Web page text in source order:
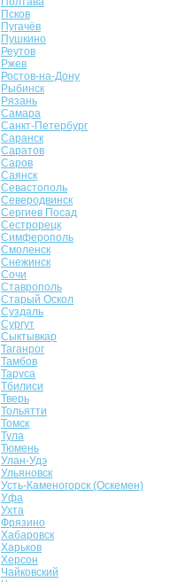
Псков
Пугачёв
Пушкино
Реутов
Ржев
Ростов-на-Дону
Рыбинск
Рязань
Самара
Санкт-Петербург
Саранск
Саратов
Саров
Саянск
Севастополь
Северодвинск
Сергиев Посад
Сестрорецк
Симферополь
Смоленск
Снежинск
Сочи
Ставрополь
Старый Оскол
Суздаль
Сургут
Сыктывкар
Таганрог
Тамбов
Таруса
Тбилиси
Тверь
Тольятти
Томск
Тула
Тюмень
Улан-Удэ
Ульяновск
Усть-Каменогорск (Оскемен)
Уфа
Ухта
Фрязино
Хабаровск
Харьков
Херсон
Чайковский